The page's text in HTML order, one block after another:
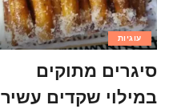
עוגיות
סיגרים מתוקים
במילוי שקדים עשיר